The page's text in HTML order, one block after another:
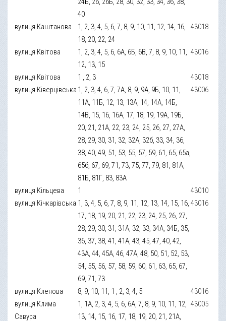
40
вулиця Каштанова
1, 2, 3, 4, 5, 6, 7, 8, 9, 10, 11, 12, 14, 16,
18, 20, 22, 24
43018
вулиця Квітова
1, 2, 3, 4, 5, 6, 6А, 6Б, 6В, 7, 8, 9, 10, 11,
12, 13, 15
43016
вулиця Квітова 1 , 2, 3
43018
вулиця Ківерцівська 1, 2, 3, 4, 6, 7, 7А, 8, 9, 9А, 9Б, 10, 11,
11А, 11Б, 12, 13, 13А, 14, 14А, 14Б,
14В, 15, 16, 16А, 17, 18, 19, 19А, 19Б,
20, 21, 21А, 22, 23, 24, 25, 26, 27, 27А,
28, 29, 30, 31, 32, 32А, 32б, 33, 34, 36,
38, 40, 49, 51, 53, 55, 57, 59, 61, 65, 65а,
65б, 67, 69, 71, 73, 75, 77, 79, 81, 81А,
81Б, 81Г, 83, 83А
43006
вулиця Кільцева 1
43010
вулиця Кічкарівська 1, 3, 4, 5, 6, 7, 8, 9, 11, 12, 13, 14, 15, 16,
17, 18, 19, 20, 21, 22, 23, 24, 25, 26, 27,
28, 29, 30, 31, 31А, 32, 33, 34А, 34Б, 35,
36, 37, 38, 41, 41А, 43, 45, 47, 40, 42,
43А, 44, 45А, 46, 47А, 48, 50, 51, 52, 53,
54, 55, 56, 57, 58, 59, 60, 61, 63, 65, 67,
69, 71, 73
43016
вулиця Кленова 8, 9, 10, 11, 1 , 2, 3, 4, 5
43016
вулиця Клима
Савура
1, 1А, 2, 3, 4, 5, 6, 6А, 7, 8, 9, 10, 11, 12,
13, 14, 15, 16, 17, 18, 19, 20, 21, 21А,
43005